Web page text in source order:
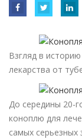
Взгляд в
лекарства от
До середины 20-
коноплю для
самых серьезных